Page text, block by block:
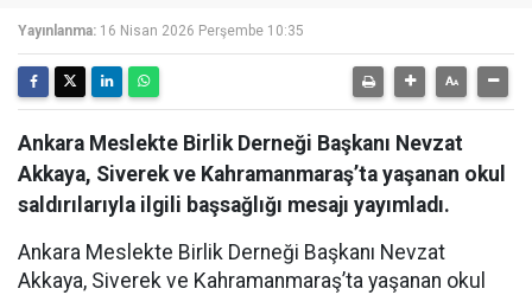
Yayınlanma: 16 Nisan 2026 Perşembe 10:35
Ankara Meslekte Birlik Derneği Başkanı Nevzat
Akkaya, Siverek ve Kahramanmaraş’ta yaşanan okul
saldırılarıyla ilgili başsağlığı mesajı yayımladı.
Ankara Meslekte Birlik Derneği Başkanı Nevzat
Akkaya, Siverek ve Kahramanmaraş’ta yaşanan okul